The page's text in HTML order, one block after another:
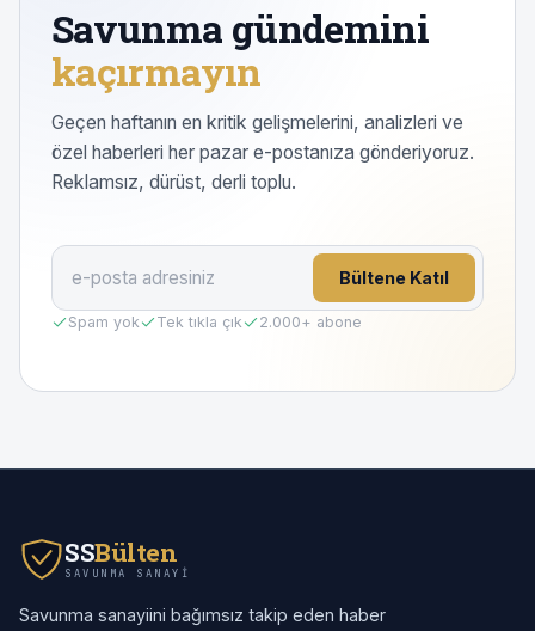
Savunma gündemini
kaçırmayın
Geçen haftanın en kritik gelişmelerini, analizleri ve
özel haberleri her pazar e-postanıza gönderiyoruz.
Reklamsız, dürüst, derli toplu.
Bültene Katıl
Spam yok Tek tıkla çık 2.000+ abone
SSBülten
SAVUNMA SANAYI
Savunma sanayiini bağımsız takip eden haber